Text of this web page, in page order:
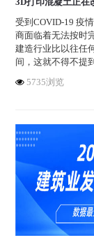
受到COVID-19 疫
商面临着无法按时
建造行业比以往任
间，这就不得不提
5735浏览